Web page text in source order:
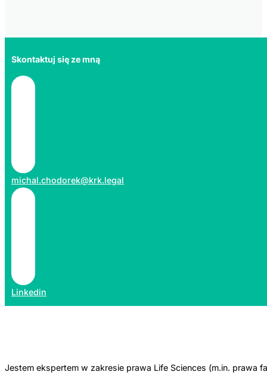
Jestem ekspertem w zakresie prawa Life Sciences (m.in. prawa
Skontaktuj się ze mną
michal.chodorek@krk.legal
Linkedin